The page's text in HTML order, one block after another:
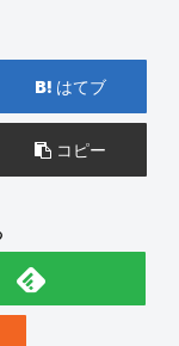
はてブ
コピー